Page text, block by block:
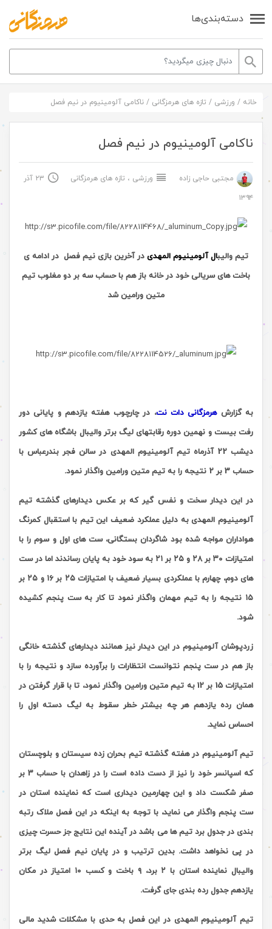
دسته‌بندی‌ها
خانه / ورزشی / تازه های هرمزگانی / ناکامی آلومینیوم در نیم فصل
ناکامی آلومینیوم در نیم فصل
مجتبی حاجی زاده ورزشی ، تازه های هرمزگانی
۲۳ آذر
۱۳۹۴
تیم والیبال آلومینیوم المهدی در آخرین بازی نیم فصل در ادامه ی
باخت های سریالی خود در خانه باز هم با حساب سه بر دو مغلوب تیم
متین ورامین شد
به گزارشهرمزگانی دات نت، در چارچوب هفته یازدهم و پایانی دور
رفت بیست و نهمین دوره رقابتهای لیگ برتر والیبال باشگاه های کشور
دیشب 22 آذرماه تیم آلومینیوم المهدی در سالن فجر بندرعباس با
حساب 3 بر 2 نتیجه را به تیم متین ورامین واگذار نمود.
در این دیدار سخت و نفس گیر که بر عکس دیدارهای گذشته تیم
آلومینیوم المهدی به دلیل عملکرد ضعیف این تیم با استقبال کمرنگ
هواداران مواجه شده بود شاگردان بستگانی، ست های اول و سوم را با
امتیازات ۳۰ بر ۲۸ و ۲۵ بر ۲۱ به سود خود به پایان رساندند اما در ست
های دوم، چهارم با عملکردی بسیار ضعیف با امتیازات ۲۵ بر ۱۶ و ۲۵ بر
۱۵ نتیجه را به تیم مهمان واگذار نمود تا کار به ست پنجم کشیده
شود.
زردپوشان آلومینیوم در این دیدار نیز همانند دیدارهای گذشته خانگی
باز هم در ست پنجم نتوانست انتظارات را برآورده سازد و نتیجه را با
امتیازات 15 بر 12 به تیم متین ورامین واگذار نمود، تا با قرار گرفتن در
همان رده یازدهم هر چه بیشتر خطر سقوط به لیگ دسته اول را
احساس نماید.
تیم آلومینیوم در هفته گذشته تیم بحران زده سیستان و بلوچستان
که اسپانسر خود را نیز از دست داده است را در زاهدان با حساب 3 بر
صفر شکست داد و این چهارمین دیداری است که نماینده استان در
ست پنجم واگذار می نماید، با توجه به اینکه در این فصل ملاک رتبه
بندی در جدول برد تیم ها می باشد در آینده این نتایج جز حسرت چیزی
در پی نخواهد داشت. بدین ترتیب و در پایان نیم فصل لیگ برتر
والیبال نماینده استان با ۲ برد، ۹ باخت و کسب ۱۰ امتیاز در مکان
یازدهم جدول رده بندی جای گرفت.
تیم آلومینیوم المهدی در این فصل به حدی با مشکلات شدید مالی